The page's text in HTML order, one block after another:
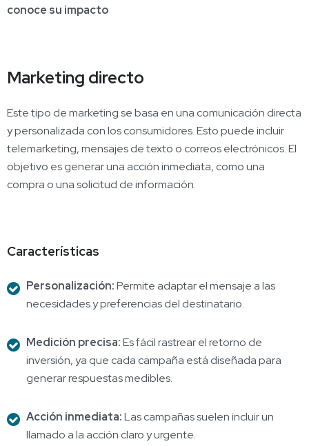
conoce su impacto
Marketing directo
Este tipo de marketing se basa en una comunicación directa
y personalizada con los consumidores. Esto puede incluir
telemarketing, mensajes de texto o correos electrónicos. El
objetivo es generar una acción inmediata, como una
compra o una solicitud de información.
Características
Personalización:Permite adaptar el mensaje a las
necesidades y preferencias del destinatario.
Medición precisa:Es fácil rastrear el retorno de
inversión, ya que cada campaña está diseñada para
generar respuestas medibles.
Acción inmediata:Las campañas suelen incluir un
llamado a la acción claro y urgente.